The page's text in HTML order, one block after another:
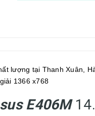
lượng tại Thanh Xuân,
1366 x768
E406M